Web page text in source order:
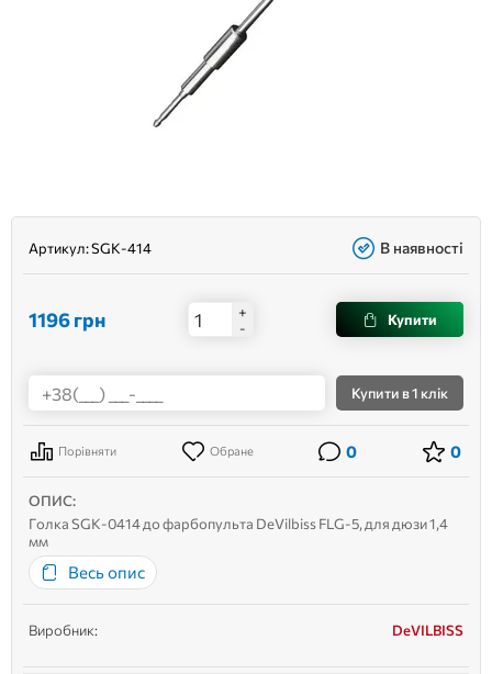
Артикул:SGK-414 В наявності
1196грн
+
-
Купити
Купити в 1 клік
Порівняти Обране 0 0
ОПИС:
Голка SGK-0414 до фарбопульта DeVilbiss FLG-5, для дюзи 1,4
мм
Весь опис
Виробник: DeVILBISS